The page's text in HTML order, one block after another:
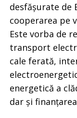
desfășurate de
cooperarea pe
Este vorba de
transport
cale ferată,
energetică a
dar și